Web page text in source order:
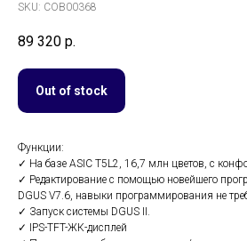
SKU: COB00368
89 320 р.
Out of stock
Функции:
✓ На базе ASIC T5L2, 16,7 млн ​​цветов, с
✓ Редактирование с помощью новейшего
DGUS V7.6, навыки программирования не
✓ Запуск системы DGUS II.
✓ IPS-TFT-ЖК-дисплей